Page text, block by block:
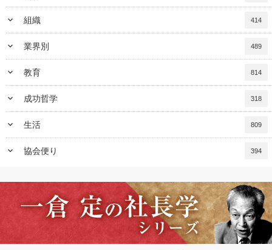
keyboard_arrow_down 組織 414
keyboard_arrow_down 業界別 489
keyboard_arrow_down 教育 814
keyboard_arrow_down 成功哲学 318
keyboard_arrow_down 生活 809
keyboard_arrow_down 協会便り 394